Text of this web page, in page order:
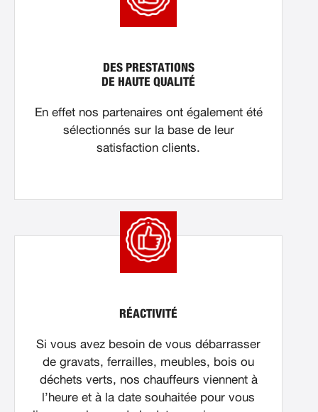
DES PRESTATIONS
DE HAUTE QUALITÉ
En effet nos partenaires ont également été
sélectionnés sur la base de leur
satisfaction clients.
RÉACTIVITÉ
Si vous avez besoin de vous débarrasser
de gravats, ferrailles, meubles, bois ou
déchets verts, nos chauffeurs viennent à
l’heure et à la date souhaitée pour vous